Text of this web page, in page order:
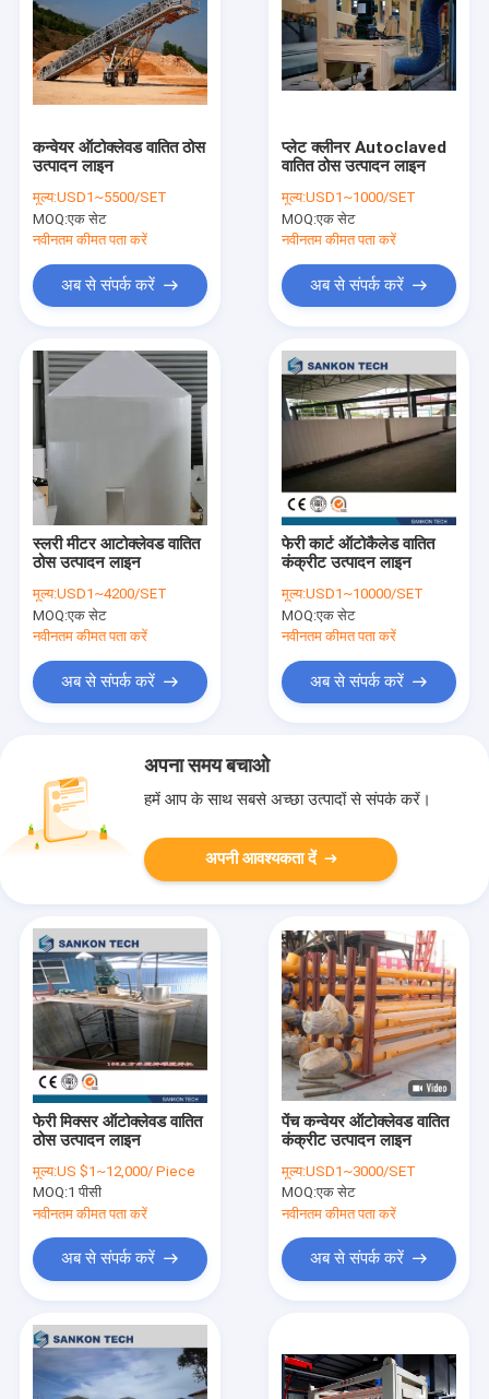
कन्वेयर ऑटोक्लेवड वातित ठोस
उत्पादन लाइन
मूल्य:USD1~5500/SET
MOQ:एक सेट
नवीनतम कीमत पता करें
अब से संपर्क करें
प्लेट क्लीनर Autoclaved
वातित ठोस उत्पादन लाइन
मूल्य:USD1~1000/SET
MOQ:एक सेट
नवीनतम कीमत पता करें
अब से संपर्क करें
स्लरी मीटर आटोक्लेवड वातित
ठोस उत्पादन लाइन
मूल्य:USD1~4200/SET
MOQ:एक सेट
नवीनतम कीमत पता करें
अब से संपर्क करें
फेरी कार्ट ऑटोकैलेड वातित
कंक्रीट उत्पादन लाइन
मूल्य:USD1~10000/SET
MOQ:एक सेट
नवीनतम कीमत पता करें
अब से संपर्क करें
अपना समय बचाओ
हमें आप के साथ सबसे अच्छा उत्पादों से संपर्क करें।
अपनी आवश्यकता दें
फेरी मिक्सर ऑटोक्लेवड वातित
ठोस उत्पादन लाइन
मूल्य:US $1~12,000/ Piece
MOQ:1 पीसी
नवीनतम कीमत पता करें
अब से संपर्क करें
पेंच कन्वेयर ऑटोक्लेवड वातित
कंक्रीट उत्पादन लाइन
मूल्य:USD1~3000/SET
MOQ:एक सेट
नवीनतम कीमत पता करें
अब से संपर्क करें